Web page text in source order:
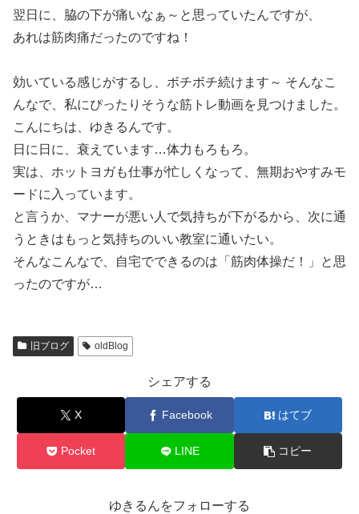
翌日に、脇の下が痛いなぁ～と思っていたんですが、
あれは筋肉痛だったのですね！
効いている感じがするし、ボチボチ続けます～ そんなこ
んなで、私にぴったりそうな筋トレ動画を見つけました。
こんにちは、ゆきるんです。
日に日に、衰えています…体力もろもろ。
実は、ホットヨガも仕事が忙しくなって、無期おやすみモ
ードに入っています。
と言うか、マナーが悪い人で気持ちが下がるから、次に通
うときはもっと気持ちのいい教室に通いたい。
そんなこんなで、自宅でできるのは「筋肉体操だ！」と思
ったのですが…
旧ブログ oldBlog
シェアする
X Facebook はてブ
Pocket LINE コピー
ゆきるんをフォローする